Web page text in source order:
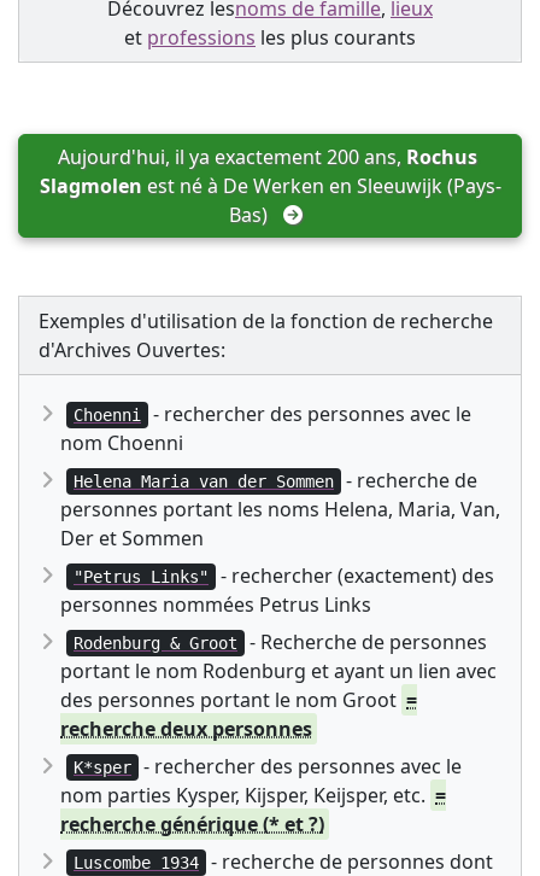
Découvrez lesnoms de famille, lieux
et professions les plus courants
Aujourd'hui, il ya exactement 200 ans, Rochus
Slagmolen est né à De Werken en Sleeuwijk (Pays-
Bas)
Exemples d'utilisation de la fonction de recherche
d'Archives Ouvertes:
Choenni
- rechercher des personnes avec le
nom Choenni
Helena Maria van der Sommen
- recherche de
personnes portant les noms Helena, Maria, Van,
Der et Sommen
"Petrus Links"
- rechercher (exactement) des
personnes nommées Petrus Links
Rodenburg & Groot
- Recherche de personnes
portant le nom Rodenburg et ayant un lien avec
des personnes portant le nom Groot =
recherche deux personnes
K*sper
- rechercher des personnes avec le
nom parties Kysper, Kijsper, Keijsper, etc. =
recherche générique (* et ?)
Luscombe 1934
- recherche de personnes dont